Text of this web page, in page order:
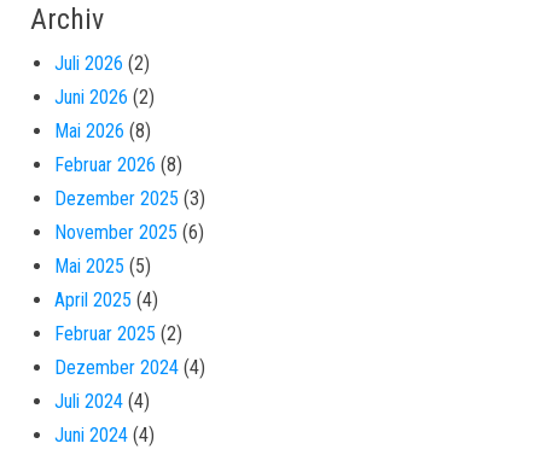
Archiv
Juli 2026 (2)
Juni 2026 (2)
Mai 2026 (8)
Februar 2026 (8)
Dezember 2025 (3)
November 2025 (6)
Mai 2025 (5)
April 2025 (4)
Februar 2025 (2)
Dezember 2024 (4)
Juli 2024 (4)
Juni 2024 (4)